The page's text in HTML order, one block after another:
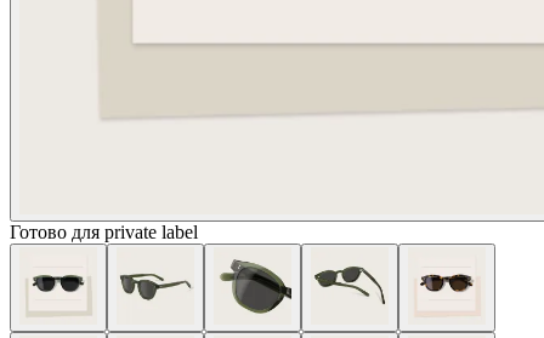
Готово для private label